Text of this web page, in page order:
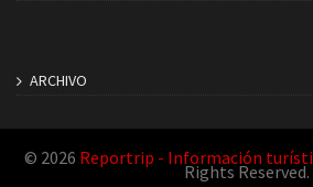
ARCHIVO
© 2026 Reportrip - Información
Rights Reserved.